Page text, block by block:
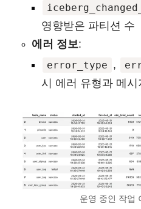
영향받은 파티션 수
에러 정보:
error_type ,
시 에러 유형과 메시
운영 중인 작업